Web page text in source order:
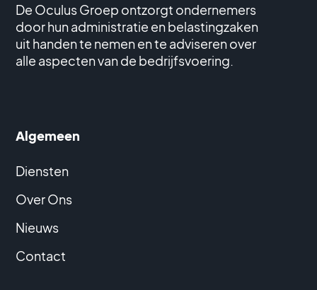
De Oculus Groep ontzorgt ondernemers
door hun administratie en belastingzaken
uit handen te nemen en te adviseren over
alle aspecten van de bedrijfsvoering.
Algemeen
Diensten
Over Ons
Nieuws
Contact